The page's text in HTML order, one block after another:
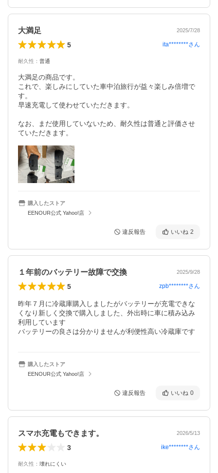
大満足 2025/7/28
5 ita********さん
耐久性 ： 普通
大満足の商品です。
これで、楽しみにしていた車中泊旅行が益々楽しみ倍増で
す。
早速充電して使わせていただきます。
なお、まだ使用していないため、耐久性は普通と評価させ
ていただきます。
購入したストア
EENOUR公式 Yahoo!店
違反報告 いいね 2
１年前のバッテリー故障で交換 2025/9/28
5 zpb********さん
昨年７月に冷蔵庫購入しましたがバッテリーが充電できな
くなり新しく交換で購入しました、外出時に車に積み込み
利用しています
バッテリーの良さは分かりませんが利便性高い冷蔵庫です
購入したストア
EENOUR公式 Yahoo!店
違反報告 いいね 0
スマホ充電もできます。 2026/5/13
3 ike********さん
耐久性 ： 壊れにくい